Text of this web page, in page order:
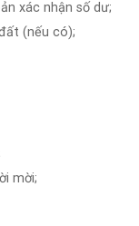
xác nhận số dư;
(nếu có);
mời;